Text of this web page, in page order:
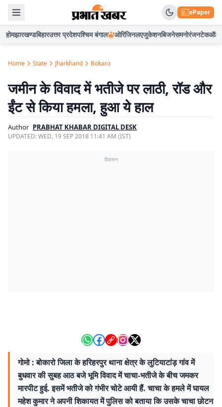
ePaper
होमझारखण्डबिहारउत्तर प्रदेशपश्चिम बंगाल ओरिजिनलएजुकेशनबिजनेसमनोरंजनटेकऑटो
Home State Jharkhand Bokaro
जमीन के विवाद में भतीजे पर लाठी, रॉड और
ईंट से किया हमला, हुआ ये हाल
Author PRABHAT KHABAR DIGITAL DESK
UPDATED:WED, 19 SEP 2018 11:41 AM (IST)
विज्ञापन
गोमो : बोकारो जिला के हरिहरपुर थाना क्षेत्र के लुटियाटांड़ गांव में
बुधवार की सुबह आठ बजे भूमि विवाद में चाचा-भतीजे के बीच जमकर
मारपीट हुई. इसमें भतीजे को गंभीर चोटे आयी हैं. चाचा के हमले में घायल
महेश कुमार ने अपनी शिकायत में पुलिस को बताया कि उसके चाचा छोटन